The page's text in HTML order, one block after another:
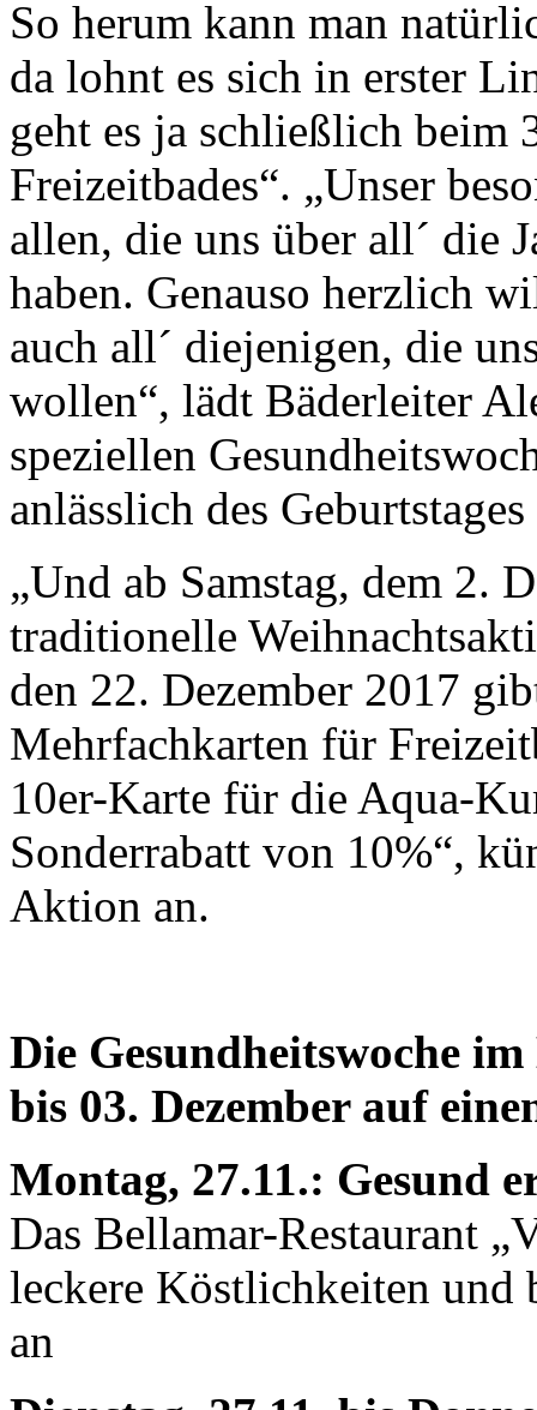
So herum kann man
da lohnt es sich in erster
geht es ja schließlich beim
Freizeitbades“. „Unser
allen, die uns über all´ die
haben. Genauso herzlich
auch all´ diejenigen, die
wollen“, lädt Bäderleiter
speziellen
anlässlich des
„Und ab Samstag, dem 2.
traditionelle
den 22. Dezember 2017
Mehrfachkarten für
10er-Karte für die Aqua-
Sonderrabatt von 10%“,
Aktion an.
Die Gesundheitswoche
bis 03. Dezember auf
Montag, 27.11.: Gesund
Das Bellamar-Restaurant
leckere Köstlichkeiten und
an